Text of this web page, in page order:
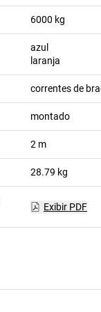
6000 kg
azul
laranja
correntes de
montado
2 m
28.79 kg
Exibir PDF